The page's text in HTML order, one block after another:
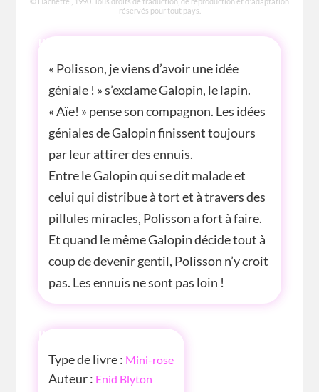
réservés pour tout pays.
HISTOIRE
« Polisson, je viens d’avoir une idée
géniale ! » s’exclame Galopin, le lapin.
« Aïe! » pense son compagnon. Les idées
géniales de Galopin finissent toujours
par leur attirer des ennuis.
Entre le Galopin qui se dit malade et
celui qui distribue à tort et à travers des
pillules miracles, Polisson a fort à faire.
Et quand le même Galopin décide tout à
coup de devenir gentil, Polisson n’y croit
pas. Les ennuis ne sont pas loin !
INFOS
Type de livre : Mini-rose
Auteur : Enid Blyton